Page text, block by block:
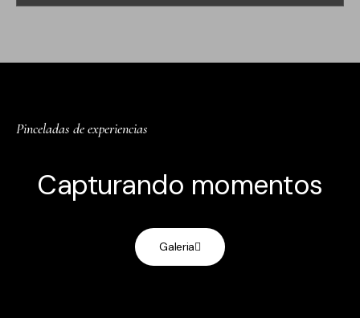
Pinceladas de experiencias
Capturando momentos
Galeria